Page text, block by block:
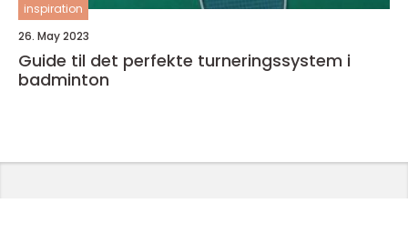
inspiration
26. May 2023
Guide til det perfekte turneringssystem i
badminton